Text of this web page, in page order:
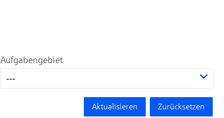
Aufgabengebiet
---
Aktualisieren Zurücksetzen